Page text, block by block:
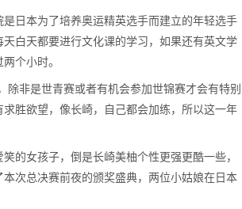
日本为了培养奥运精英选手而建立的年轻选手
白天都要进行文化课的学习，如果还有英文学
个小时。
非是世青赛或者有机会参加世锦赛才会有特别
胜欲望，像长崎，自己都会加练，所以这一年
的女孩子，倒是长崎美柚个性更强更酷一些，
次总决赛前夜的颁奖盛典，两位小姑娘在日本